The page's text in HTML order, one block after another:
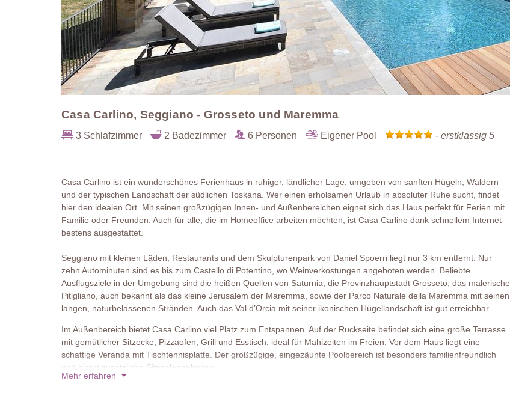
Casa Carlino, Seggiano - Grosseto und Maremma
3 Schlafzimmer 2 Badezimmer 6 Personen Eigener Pool - erstklassig 5
Casa Carlino ist ein wunderschönes Ferienhaus in ruhiger, ländlicher Lage, umgeben von sanften Hügeln, Wäldern
und der typischen Landschaft der südlichen Toskana. Wer einen erholsamen Urlaub in absoluter Ruhe sucht, findet
hier den idealen Ort. Mit seinen großzügigen Innen- und Außenbereichen eignet sich das Haus perfekt für Ferien mit
Familie oder Freunden. Auch für alle, die im Homeoffice arbeiten möchten, ist Casa Carlino dank schnellem Internet
bestens ausgestattet.
Seggiano mit kleinen Läden, Restaurants und dem Skulpturenpark von Daniel Spoerri liegt nur 3 km entfernt. Nur
zehn Autominuten sind es bis zum Castello di Potentino, wo Weinverkostungen angeboten werden. Beliebte
Ausflugsziele in der Umgebung sind die heißen Quellen von Saturnia, die Provinzhauptstadt Grosseto, das malerische
Pitigliano, auch bekannt als das kleine Jerusalem der Maremma, sowie der Parco Naturale della Maremma mit seinen
langen, naturbelassenen Stränden. Auch das Val d’Orcia mit seiner ikonischen Hügellandschaft ist gut erreichbar.
Im Außenbereich bietet Casa Carlino viel Platz zum Entspannen. Auf der Rückseite befindet sich eine große Terrasse
mit gemütlicher Sitzecke, Pizzaofen, Grill und Esstisch, ideal für Mahlzeiten im Freien. Vor dem Haus liegt eine
schattige Veranda mit Tischtennisplatte. Der großzügige, eingezäunte Poolbereich ist besonders familienfreundlich
und bietet zusätzliche Sitzgelegenheiten.
Mehr erfahren